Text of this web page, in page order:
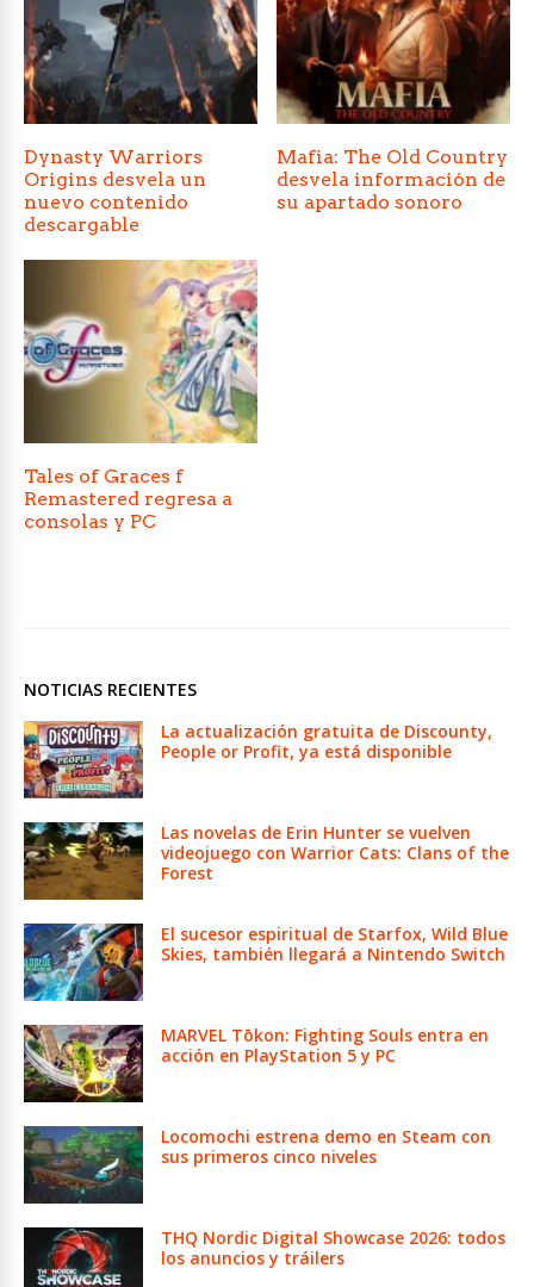
Dynasty Warriors
Origins desvela un
nuevo contenido
descargable
Mafia: The Old Country
desvela información de
su apartado sonoro
Tales of Graces f
Remastered regresa a
consolas y PC
NOTICIAS RECIENTES
La actualización gratuita de Discounty,
People or Profit, ya está disponible
Las novelas de Erin Hunter se vuelven
videojuego con Warrior Cats: Clans of the
Forest
El sucesor espiritual de Starfox, Wild Blue
Skies, también llegará a Nintendo Switch
MARVEL Tōkon: Fighting Souls entra en
acción en PlayStation 5 y PC
Locomochi estrena demo en Steam con
sus primeros cinco niveles
THQ Nordic Digital Showcase 2026: todos
los anuncios y tráilers